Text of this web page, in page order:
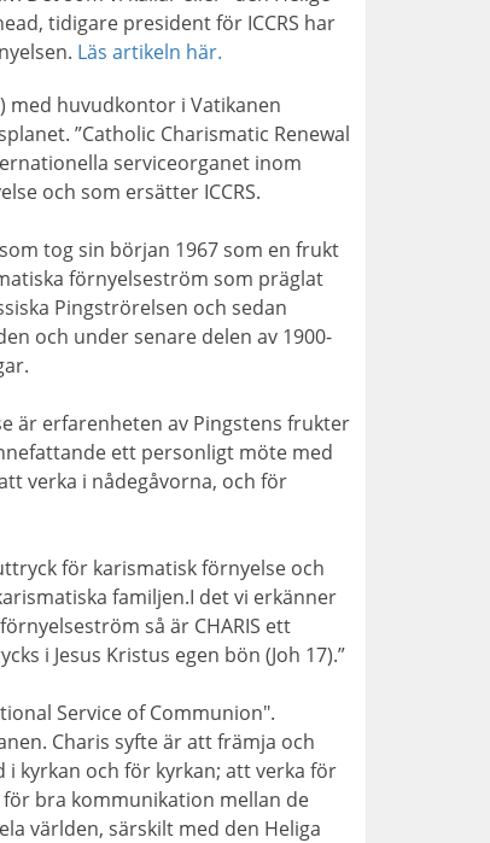
tidigare president för ICCRS har
Läs artikeln här.
med huvudkontor i Vatikanen
”Catholic Charismatic Renewal
serviceorganet inom
och som ersätter ICCRS.
tog sin början 1967 som en frukt
förnyelseström som präglat
Pingströrelsen och sedan
och under senare delen av 1900-
är erfarenheten av Pingstens frukter
ett personligt möte med
verka i nådegåvorna, och för
för karismatisk förnyelse och
familjen.I det vi erkänner
så är CHARIS ett
i Jesus Kristus egen bön (Joh 17).”
Service of Communion".
Charis syfte är att främja och
kyrkan och för kyrkan; att verka för
bra kommunikation mellan de
världen, särskilt med den Heliga